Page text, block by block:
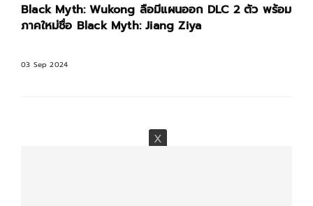
Black Myth: Wukong ลือมีแผนออก DLC 2 ตัว พร้อม
ภาคใหม่ชื่อ Black Myth: Jiang Ziya
03 Sep 2024